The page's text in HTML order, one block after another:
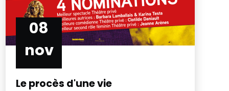
08
nov
Le procès d'une vie